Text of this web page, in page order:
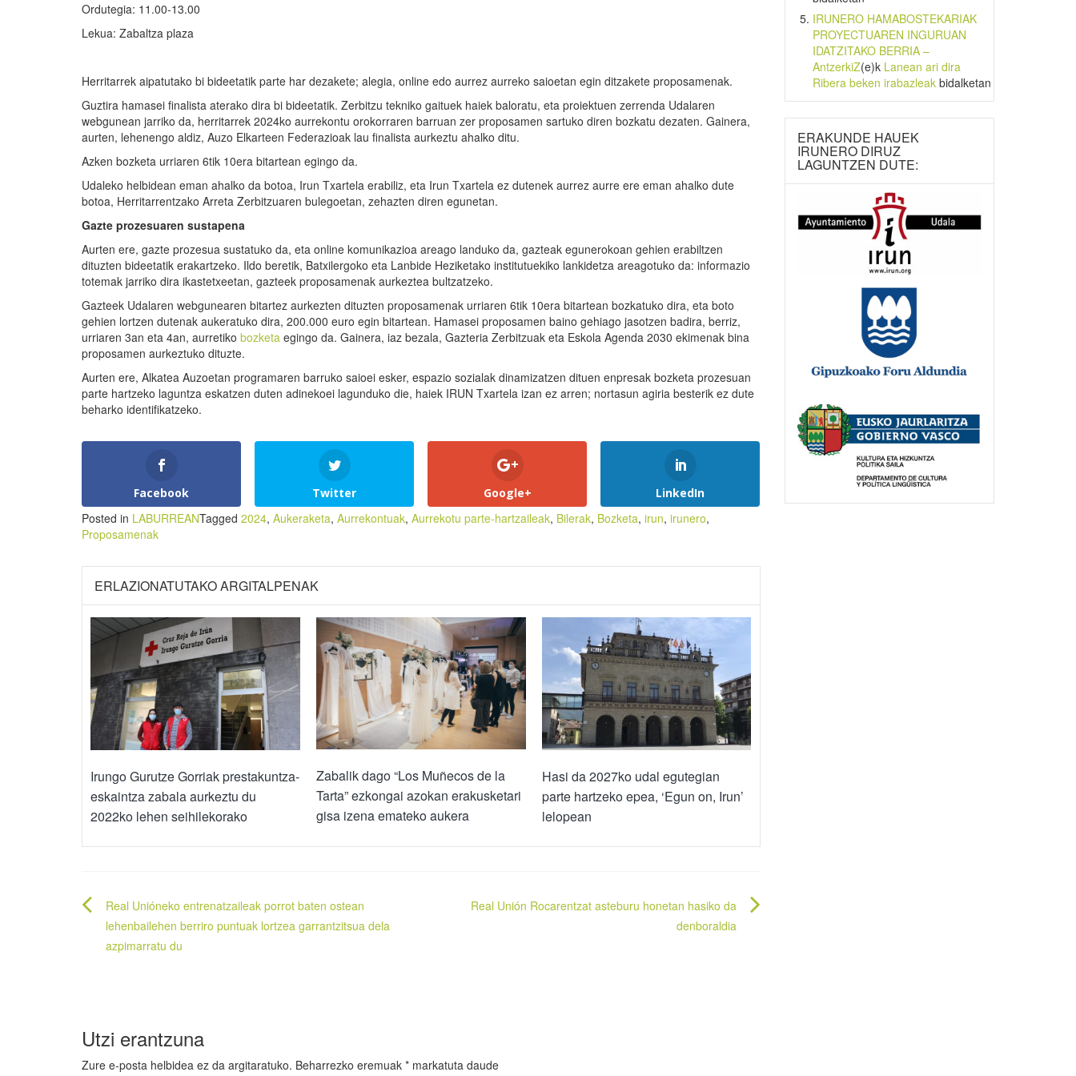
Ordutegia: 11.00-13.00
Lekua: Zabaltza plaza
Herritarrek aipatutako bi bideetatik parte har dezakete; alegia, online edo aurrez aurreko saioetan egin ditzakete proposamenak.
Guztira hamasei finalista aterako dira bi bideetatik. Zerbitzu tekniko gaituek haiek baloratu, eta proiektuen zerrenda Udalaren
webgunean jarriko da, herritarrek 2024ko aurrekontu orokorraren barruan zer proposamen sartuko diren bozkatu dezaten. Gainera,
aurten, lehenengo aldiz, Auzo Elkarteen Federazioak lau finalista aurkeztu ahalko ditu.
Azken bozketa urriaren 6tik 10era bitartean egingo da.
Udaleko helbidean eman ahalko da botoa, Irun Txartela erabiliz, eta Irun Txartela ez dutenek aurrez aurre ere eman ahalko dute
botoa, Herritarrentzako Arreta Zerbitzuaren bulegoetan, zehazten diren egunetan.
Gazte prozesuaren sustapena
Aurten ere, gazte prozesua sustatuko da, eta online komunikazioa areago landuko da, gazteak egunerokoan gehien erabiltzen
dituzten bideetatik erakartzeko. Ildo beretik, Batxilergoko eta Lanbide Heziketako institutuekiko lankidetza areagotuko da: informazio
totemak jarriko dira ikastetxeetan, gazteek proposamenak aurkeztea bultzatzeko.
Gazteek Udalaren webgunearen bitartez aurkezten dituzten proposamenak urriaren 6tik 10era bitartean bozkatuko dira, eta boto
gehien lortzen dutenak aukeratuko dira, 200.000 euro egin bitartean. Hamasei proposamen baino gehiago jasotzen badira, berriz,
urriaren 3an eta 4an, aurretiko bozketa egingo da. Gainera, iaz bezala, Gazteria Zerbitzuak eta Eskola Agenda 2030 ekimenak bina
proposamen aurkeztuko dituzte.
Aurten ere, Alkatea Auzoetan programaren barruko saioei esker, espazio sozialak dinamizatzen dituen enpresak bozketa prozesuan
parte hartzeko laguntza eskatzen duten adinekoei lagunduko die, haiek IRUN Txartela izan ez arren; nortasun agiria besterik ez dute
beharko identifikatzeko.
Facebook Twitter Google+ LinkedIn
Posted in LABURREANTagged 2024, Aukeraketa, Aurrekontuak, Aurrekotu parte-hartzaileak, Bilerak, Bozketa, irun, irunero,
Proposamenak
ERLAZIONATUTAKO ARGITALPENAK
Irungo Gurutze Gorriak prestakuntza-
eskaintza zabala aurkeztu du
2022ko lehen seihilekorako
Zabalik dago “Los Muñecos de la
Tarta” ezkongai azokan erakusketari
gisa izena emateko aukera
Hasi da 2027ko udal egutegian
parte hartzeko epea, ‘Egun on, Irun’
lelopean
Bidalketetan
zehar
nabigatu
Real Unióneko entrenatzaileak porrot baten ostean
lehenbailehen berriro puntuak lortzea garrantzitsua dela
azpimarratu du
Real Unión Rocarentzat asteburu honetan hasiko da
denboraldia
Utzi erantzuna
Zure e-posta helbidea ez da argitaratuko. Beharrezko eremuak * markatuta daude
IRUNERO HAMABOSTEKARIAK
PROYECTUAREN INGURUAN
IDATZITAKO BERRIA –
AntzerkiZ(e)k Lanean ari dira
Ribera beken irabazleakbidalketan
ERAKUNDE HAUEK
IRUNERO DIRUZ
LAGUNTZEN DUTE: